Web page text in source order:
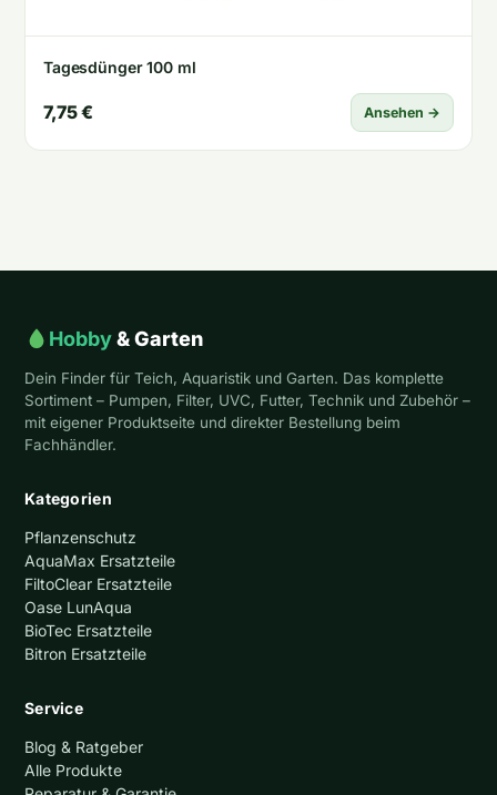
Tagesdünger 100 ml
7,75 € Ansehen →
Hobby& Garten
Dein Finder für Teich, Aquaristik und Garten. Das komplette
Sortiment – Pumpen, Filter, UVC, Futter, Technik und Zubehör –
mit eigener Produktseite und direkter Bestellung beim
Fachhändler.
Kategorien
Pflanzenschutz
AquaMax Ersatzteile
FiltoClear Ersatzteile
Oase LunAqua
BioTec Ersatzteile
Bitron Ersatzteile
Service
Blog & Ratgeber
Alle Produkte